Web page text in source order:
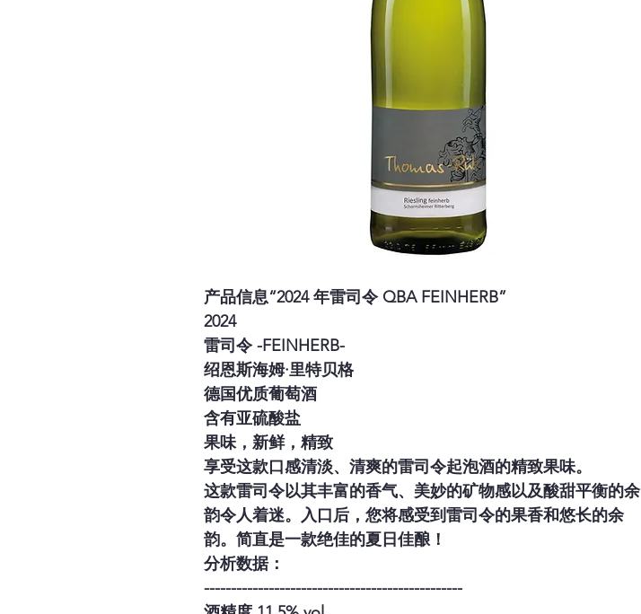
产品信息“2024 年雷司令 QBA FEINHERB”
2024
雷司令 -FEINHERB-
绍恩斯海姆·里特贝格
德国优质葡萄酒
含有亚硫酸盐
果味，新鲜，精致
享受这款口感清淡、清爽的雷司令起泡酒的精致果味。
这款雷司令以其丰富的香气、美妙的矿物感以及酸甜平衡的余
韵令人着迷。入口后，您将感受到雷司令的果香和悠长的余
韵。简直是一款绝佳的夏日佳酿！
分析数据：
------------------------------------------------